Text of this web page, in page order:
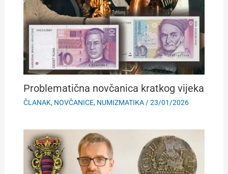
Problematična novčanica kratkog vijeka
ČLANAK, NOVČANICE, NUMIZMATIKA/23/01/2026